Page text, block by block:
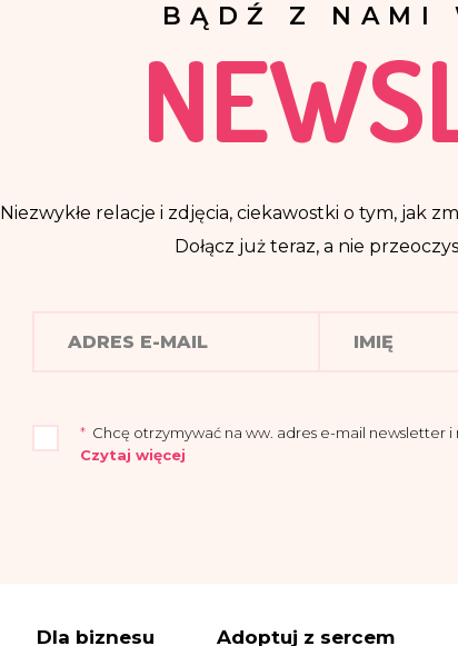
BĄDŹ Z NAMI
Niezwykłe relacje i zdjęcia, ciekawostki o tym, jak
Dołącz już teraz, a nie
* Chcę otrzymywać na ww. adres e-mail newsletter
Czytaj więcej
Dane osobowe przetwarzane będą w celu:
Dla biznesu Adoptuj z sercem